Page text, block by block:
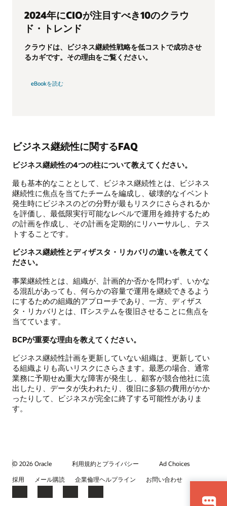
2024年にCIOが注目すべき10のクラウ
ド・トレンド
クラウドは、ビジネス継続性戦略を低コストで成功させ
るカギです。その理由をご覧ください。
eBookを読む
ビジネス継続性に関するFAQ
ビジネス継続性の4つの柱について教えてください。
最も基本的なこととして、ビジネス継続性とは、ビジネス
継続性に焦点を当てたチームを編成し、破壊的なイベント
発生時にビジネスのどの分野が最もリスクにさらされるか
を評価し、最低限実行可能なレベルで運用を維持するため
の計画を作成し、その計画を定期的にリハーサルし、テス
トすることです。
ビジネス継続性とディザスタ・リカバリの違いを教えてく
ださい。
事業継続性とは、組織が、計画的か否かを問わず、いかな
る混乱があっても、何らかの容量で運用を継続できるよう
にするための組織的アプローチであり、一方、ディザス
タ・リカバリとは、ITシステムを復旧させることに焦点を
当てています。
BCPが重要な理由を教えてください。
ビジネス継続性計画を更新していない組織は、更新してい
る組織よりも高いリスクにさらさます。最悪の場合、通常
業務に予期せぬ重大な障害が発生し、顧客が競合他社に流
出したり、データが失われたり、復旧に多額の費用がかか
ったりして、ビジネスが完全に終了する可能性がありま
す。
© 2026 Oracle 利用規約とプライバシー
Ad Choices
採用
メール購読 企業倫理ヘルプライン お問い合わせ
Facebook
X LinkedInYouTube